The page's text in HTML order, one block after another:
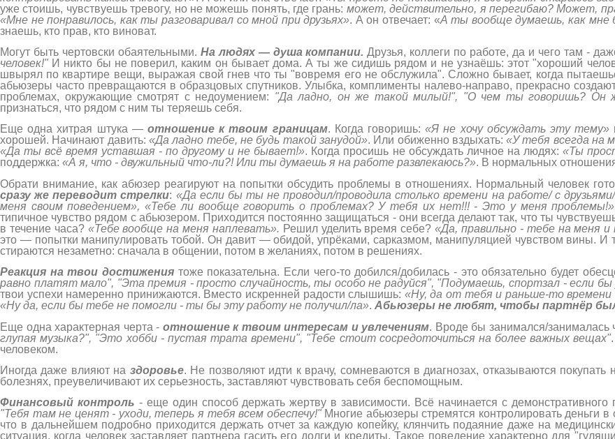
уже стоишь, чувствуешь тревогу, но не можешь понять, где грань: может, действительно, я перегибаю? Может,
«Мне не понравилось, как ты разговаривал со мной при друзьях». А он отвечает: «А ты вообще думаешь, как мне
знаешь, кто прав, кто виноват.
Могут быть чертовски обаятельными. На людях — душа компании. Друзья, коллеги по работе, да и чего там -
человек!" И никто бы не поверил, каким он бывает дома. А ты же сидишь рядом и не узнаёшь: этот "хороший
швырял по квартире вещи, выражая свой гнев что ты "вовремя его не обслужила". Сложно бывает, когда
абьюзеры часто превращаются в образцовых спутников. Улыбка, комплименты налево-направо, прекрасно
проблемах, окружающие смотрят с недоумением: "Да ладно, он же такой милый!", "О чем ты говоришь?
признаться, что рядом с ним ты теряешь себя.
Еще одна хитрая штука — отношение к твоим границам. Когда говоришь:«Я не хочу обсуждать эту тему»
хорошей. Начинают давить: «Да ладно тебе, не будь такой занудой». Или обиженно вздыхать:«У тебя всегда на
«Да ты всё время уставшая - по другому и не бывает!». Когда просишь не обсуждать личное на людях: «Ты
поддержка: «А я, что - двужильный что-ли?! Или ты думаешь я на работе развлекаюсь?». В нормальных
Обрати внимание, как абюзер реагируют на попытки обсудить проблемы в отношениях. Нормальный человек
сразу же переводит стрелки: «Да если бы ты не проводил/проводила столько времени на работе/ с
меня своим поведением», «Тебе ли вообще говорить о проблемах? У тебя их нет!!! - Это у меня проблемы!»
типичное чувство рядом с абьюзером. Приходится постоянно защищаться - они всегда делают так, что ты
в течение часа? «Тебе вообще на меня наплевать». Решил уделить время себе?«Да, правильно - тебе на меня
это — попытки манипулировать тобой. Он давит — обидой, упрёками, сарказмом, манипуляцией чувством вины.
стираются незаметно: сначала в общении, потом в желаниях, потом в решениях.
Реакция на твои достижения тоже показательна. Если чего-то добился/добилась - это обязательно будет
равно платят мало", "Эта премия - просто случайность, ты особо не радуйся", "Подумаешь, спортзал - если
твои успехи намеренно принижаются. Вместо искренней радости слышишь: «Ну, да от тебя и раньше-то
«Ну да, если бы тебе не помогли - ты бы эту работу не получил/ла». Абьюзеры не любят, чтобы партнёр был
Еще одна характерная черта - отношение к твоим интересам и увлечениям. Вроде бы занимался/занималась
глупая музыка?", "Это хобби - пустая трата времени", "Тебе стоит сосредоточиться на более важных вещах"
человеком.
Иногда даже влияют на здоровье. Не позволяют идти к врачу, сомневаются в диагнозах, отказываются
болезнях, преувеличивают их серьезность, заставляют чувствовать себя беспомощным.
Финансовый контроль - еще один способ держать жертву в зависимости. Всё начинается с демонстративного
"Тебя там не ценят - уходи, теперь я тебя всем обеспечу!"Многие абьюзеры стремятся контролировать деньги
что в дальнейшем подробно приходится держать отчет за каждую копейку, клянчить подаяние даже на
ситуация, когда человек заставляет партнера гасить его долги и кредиты. Такое поведение характерно для